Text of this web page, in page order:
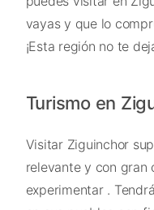
vayas y que lo
¡Esta región no te
Turismo en
Visitar Ziguinchor
relevante y con gran
experimentar .